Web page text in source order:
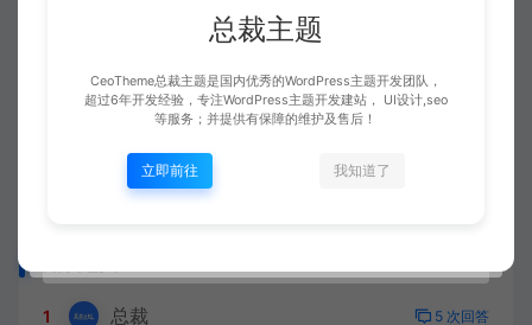
# WordPress安装
# 总统竞选 # 服务器扩容 # 测试标签
# 问题
1 总裁 5 次回答
总裁主题
CeoTheme总裁主题是国内优秀的WordPress主题开发团队，
超过6年开发经验，专注WordPress主题开发建站， UI设计,seo
等服务；并提供有保障的维护及售后！
立即前往 我知道了